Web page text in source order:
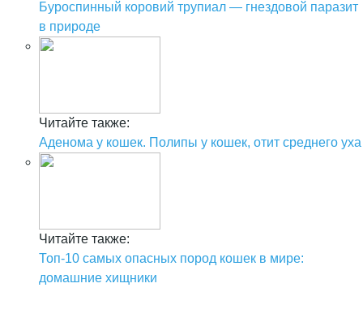
Буроспинный коровий трупиал — гнездовой паразит
в природе
Читайте также:
Аденома у кошек. Полипы у кошек, отит среднего уха
Читайте также:
Топ-10 самых опасных пород кошек в мире:
домашние хищники